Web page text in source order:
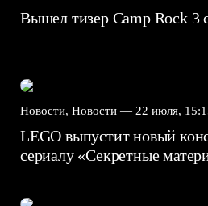
Вышел тизер Camp Rock 3
Новости, Новости — 22 июля,
LEGO выпустит новый
сериалу «Секретные